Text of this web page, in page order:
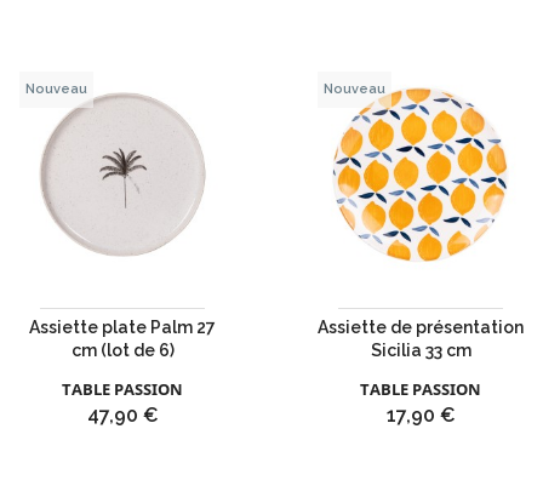
Assiette plate Palm 27
cm (lot de 6)
TABLE PASSION
Prix
47,90 €
Nouveau
Assiette de présentation
Sicilia 33 cm
TABLE PASSION
Prix
17,90 €
Nouveau